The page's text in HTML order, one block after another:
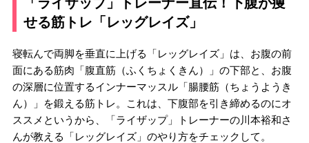
せる筋トレ「レッグレイズ」
寝転んで両脚を垂直に上げる「レッグレイズ」は、お腹の前
面にある筋肉「腹直筋（ふくちょくきん）」の下部と、お腹
の深層に位置するインナーマッスル「腸腰筋（ちょうようき
ん）」を鍛える筋トレ。これは、下腹部を引き締めるのにオ
ススメというから、「ライザップ」トレーナーの川本裕和さ
んが教える「レッグレイズ」のやり方をチェックして。